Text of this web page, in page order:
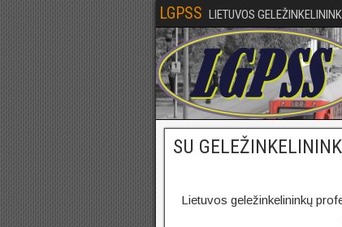
LGPSS LIETUVOS
SU
Lietuvos geležinkelininkų